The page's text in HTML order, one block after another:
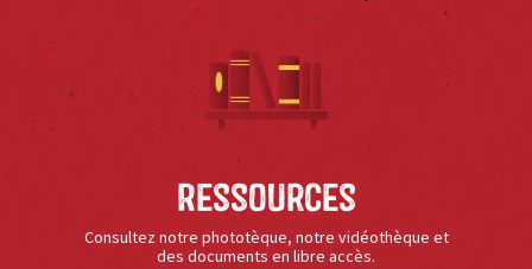
Ressources
Consultez notre phototèque, notre vidéothèque et
des documents en libre accès.